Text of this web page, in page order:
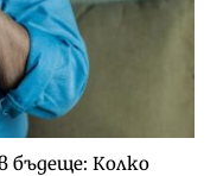
бъдеще: Колко